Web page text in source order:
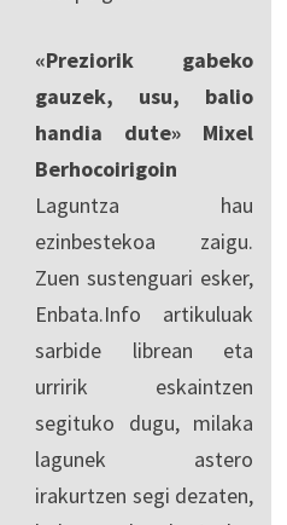
«Preziorik gabeko
gauzek, usu, balio
handia dute» Mixel
Berhocoirigoin
Laguntza hau
ezinbestekoa zaigu.
Zuen sustenguari esker,
Enbata.Info artikuluak
sarbide librean eta
urririk eskaintzen
segituko dugu, milaka
lagunek astero
irakurtzen segi dezaten,